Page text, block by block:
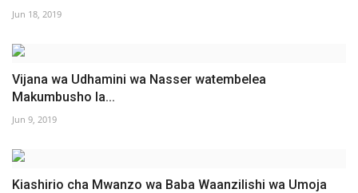
Jun 18, 2019
Vijana wa Udhamini wa Nasser watembelea
Makumbusho la...
Jun 9, 2019
Kiashirio cha Mwanzo wa Baba Waanzilishi wa Umoja